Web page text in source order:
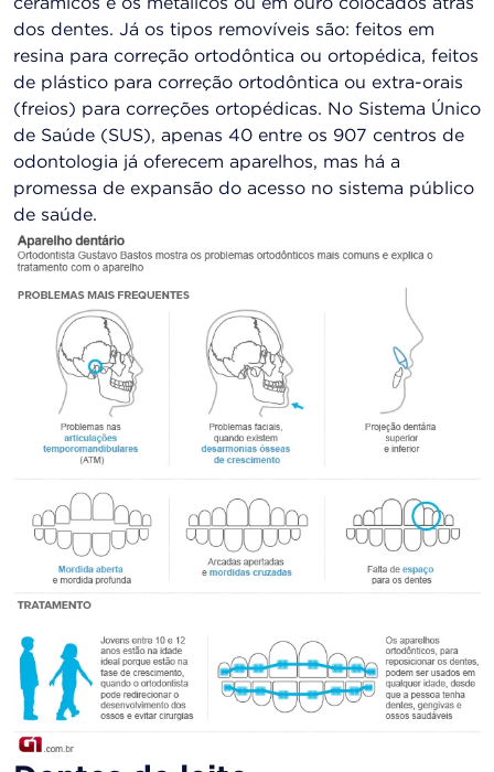
cerâmicos e os metálicos ou em ouro colocados atrás
dos dentes. Já os tipos removíveis são: feitos em
resina para correção ortodôntica ou ortopédica, feitos
de plástico para correção ortodôntica ou extra-orais
(freios) para correções ortopédicas. No Sistema Único
de Saúde (SUS), apenas 40 entre os 907 centros de
odontologia já oferecem aparelhos, mas há a
promessa de expansão do acesso no sistema público
de saúde.